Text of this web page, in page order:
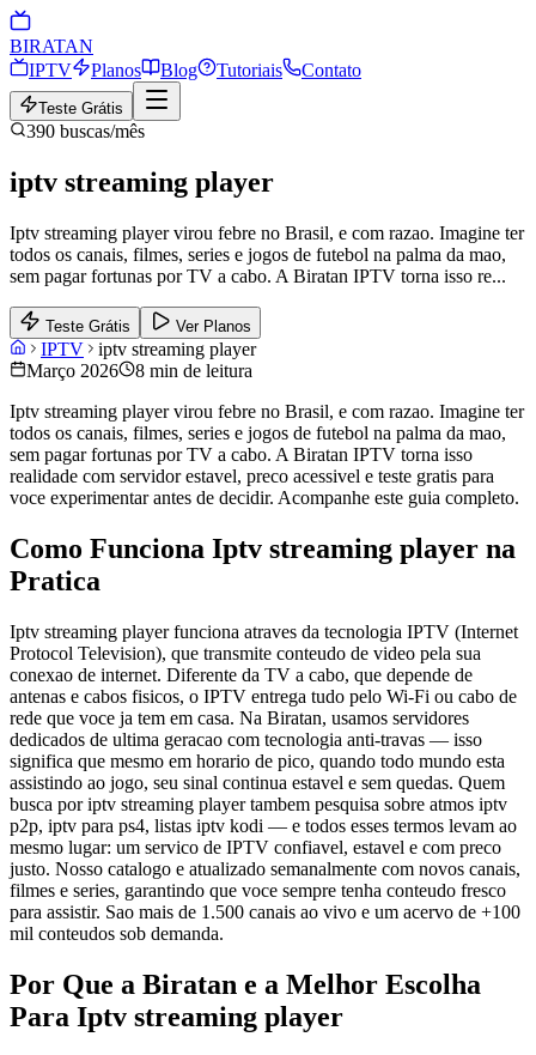
BIRATAN
IPTV
Planos Blog Tutoriais Contato
Teste Grátis
390 buscas/mês
iptv streaming player
Iptv streaming player virou febre no Brasil, e com razao. Imagine ter
todos os canais, filmes, series e jogos de futebol na palma da mao,
sem pagar fortunas por TV a cabo. A Biratan IPTV torna isso re...
Teste Grátis Ver Planos
IPTV
iptv streaming player
Março 2026
8 min de leitura
Iptv streaming player virou febre no Brasil, e com razao. Imagine ter
todos os canais, filmes, series e jogos de futebol na palma da mao,
sem pagar fortunas por TV a cabo. A Biratan IPTV torna isso
realidade com servidor estavel, preco acessivel e teste gratis para
voce experimentar antes de decidir. Acompanhe este guia completo.
Como Funciona Iptv streaming player na
Pratica
Iptv streaming player funciona atraves da tecnologia IPTV (Internet
Protocol Television), que transmite conteudo de video pela sua
conexao de internet. Diferente da TV a cabo, que depende de
antenas e cabos fisicos, o IPTV entrega tudo pelo Wi-Fi ou cabo de
rede que voce ja tem em casa. Na Biratan, usamos servidores
dedicados de ultima geracao com tecnologia anti-travas — isso
significa que mesmo em horario de pico, quando todo mundo esta
assistindo ao jogo, seu sinal continua estavel e sem quedas. Quem
busca por iptv streaming player tambem pesquisa sobre atmos iptv
p2p, iptv para ps4, listas iptv kodi — e todos esses termos levam ao
mesmo lugar: um servico de IPTV confiavel, estavel e com preco
justo. Nosso catalogo e atualizado semanalmente com novos canais,
filmes e series, garantindo que voce sempre tenha conteudo fresco
para assistir. Sao mais de 1.500 canais ao vivo e um acervo de +100
mil conteudos sob demanda.
Por Que a Biratan e a Melhor Escolha
Para Iptv streaming player